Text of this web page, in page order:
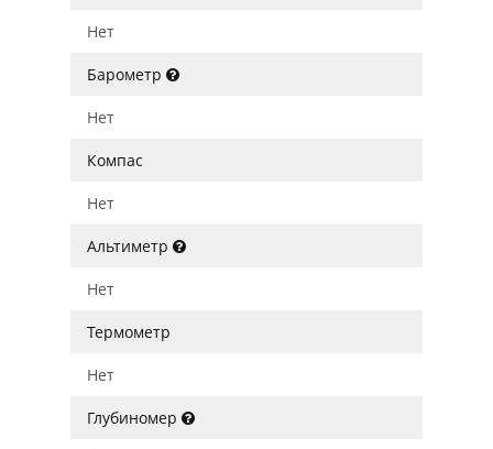
Нет
Барометр
Нет
Компас
Нет
Альтиметр
Нет
Термометр
Нет
Глубиномер